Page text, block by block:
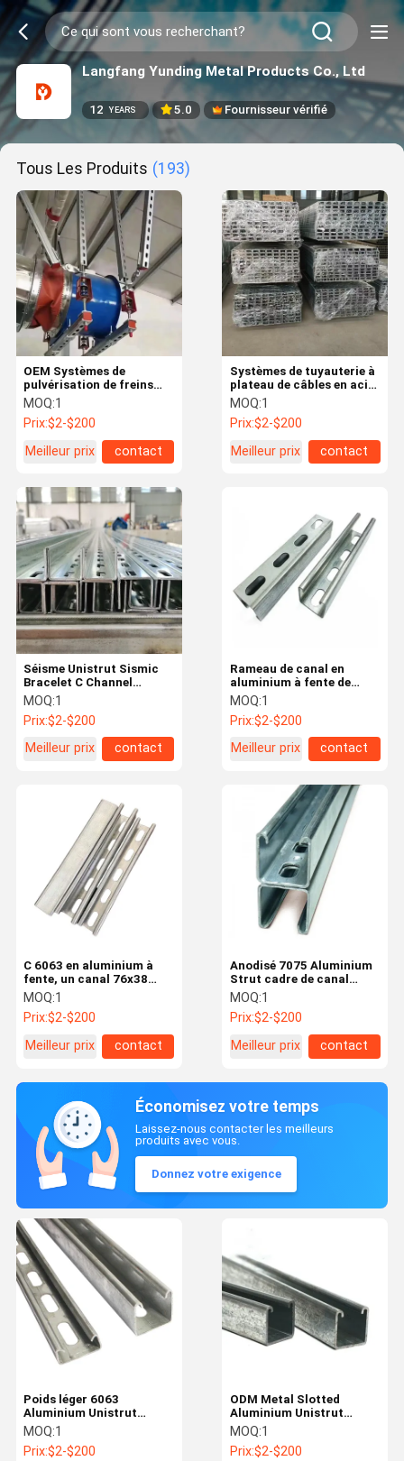
Langfang Yunding Metal Products Co., Ltd
12 YEARS 5.0 Fournisseur vérifié
Tous Les Produits (193)
OEM Systèmes de
pulvérisation de freins
sismiques à paroi
galvanisée rigide 10000
lbs
MOQ:1
Prix:$2-$200
Meilleur prix
contact
Systèmes de tuyauterie à
plateau de câbles en acier
inoxydable à freinage
sismique Unistrut
MOQ:1
Prix:$2-$200
Meilleur prix
contact
Séisme Unistrut Sismic
Bracelet C Channel
Support de l'échelle pour
le pulvérisateur de feu
MOQ:1
Prix:$2-$200
Meilleur prix
contact
Rameau de canal en
aluminium à fente de
traction Unistrut P1008
résistant à la corrosion
MOQ:1
Prix:$2-$200
Meilleur prix
contact
C 6063 en aluminium à
fente, un canal 76x38
pour la construction
MOQ:1
Prix:$2-$200
Meilleur prix
contact
Anodisé 7075 Aluminium
Strut cadre de canal
léger personnalisé
MOQ:1
Prix:$2-$200
Meilleur prix
contact
Économisez votre temps
Laissez-nous contacter les meilleurs
produits avec vous.
Donnez votre exigence
ODM Metal Slotted
Aluminium Unistrut
Channel C Finition
anodisante en forme
MOQ:1
Prix:$2-$200
Poids léger 6063
Aluminium Unistrut
Section de canal en
forme de C Profil 40X40
MOQ:1
Prix:$2-$200